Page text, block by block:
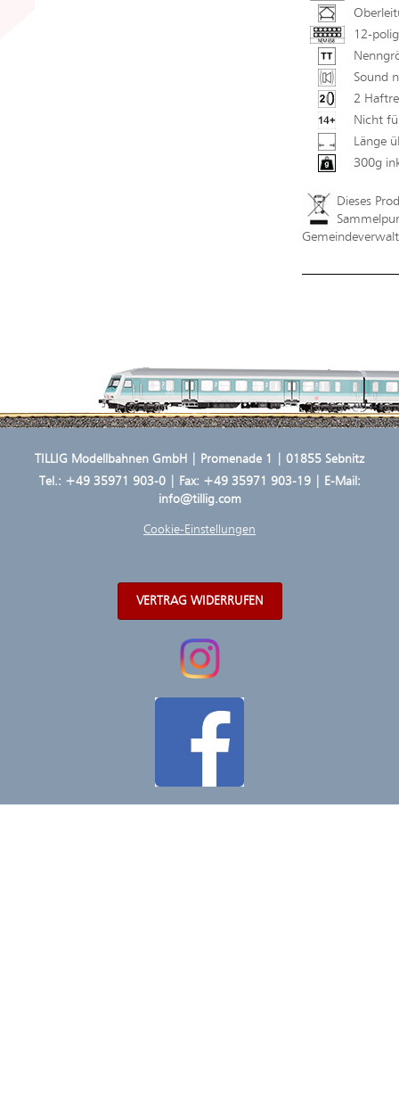
12-
Sound
2
Nicht
Länge
300g
Dieses
TILLIG Modellbahnen GmbH | Promenade 1 | 01855 Sebnitz
Tel.: +49 35971 903-0| Fax: +49 35971 903-19 | E-Mail:
info@tillig.com
Cookie-Einstellungen
VERTRAG WIDERRUFEN